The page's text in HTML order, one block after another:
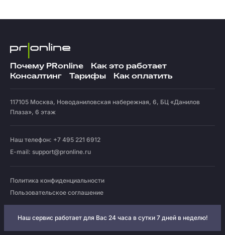
Почему PRonline
Как это работает
Консалтинг
Тарифы Как оплатить
117105 Москва, Новоданиловская набережная, 6, БЦ «Данилов
Плаза», 6 этаж
Наш телефон: +7 495 221 6912
E-mail: support@pronline.ru
Политика конфиденциальности
Пользовательское соглашение
Наш сервис работает для Вас 24 часа в сутки 7 дней в неделю!